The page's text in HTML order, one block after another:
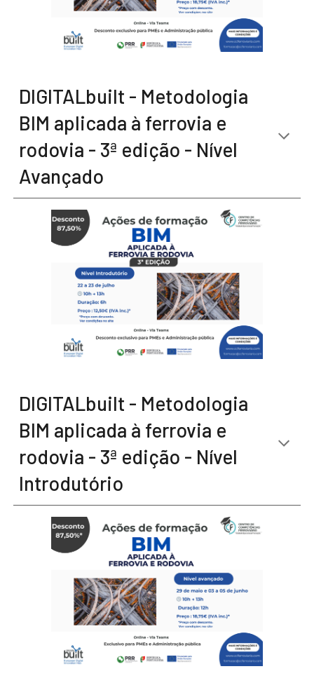
DIGITALbuilt - Metodologia
BIM aplicada à ferrovia e
rodovia - 3ª edição - Nível
Avançado
DIGITALbuilt - Metodologia
BIM aplicada à ferrovia e
rodovia - 3ª edição - Nível
Introdutório